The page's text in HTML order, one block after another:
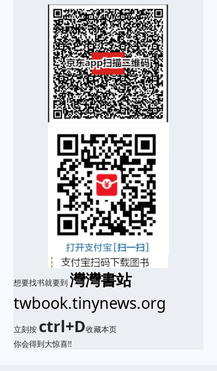
想要找书就要到 灣灣書站
twbook.tinynews.org
立刻按 ctrl+D收藏本页
你会得到大惊喜!!